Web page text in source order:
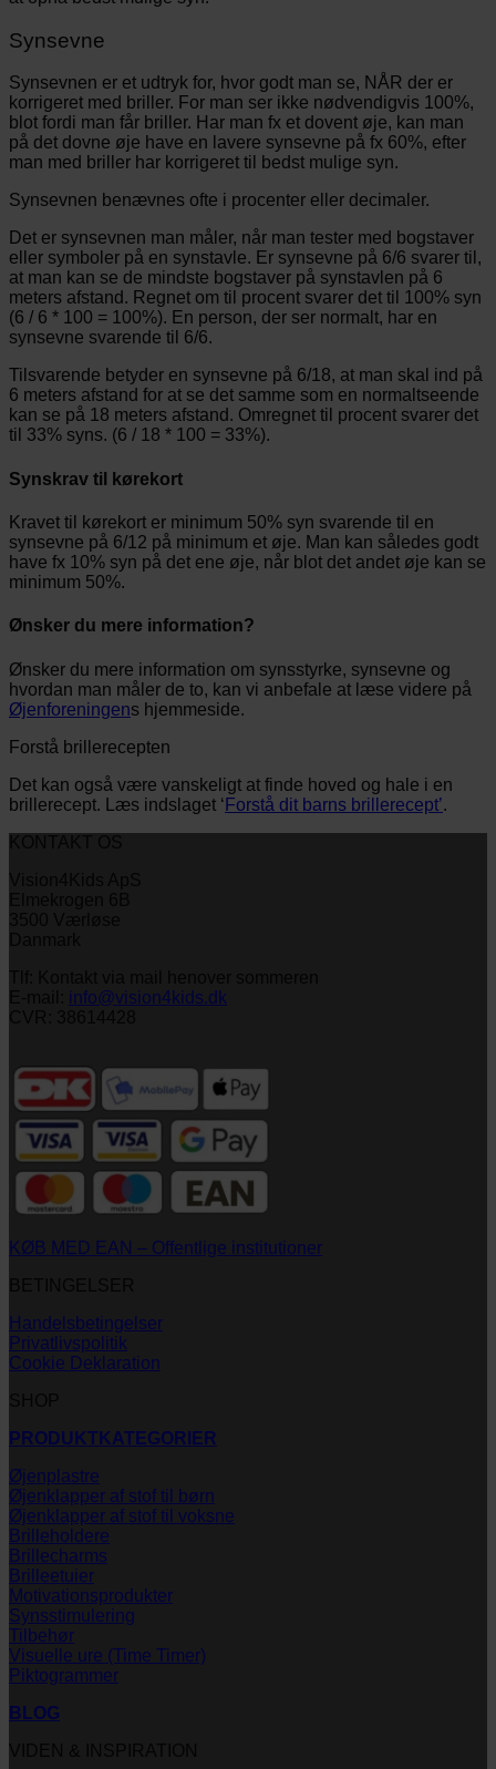
Synsevne
Synsevnen er et udtryk for, hvor godt man se, NÅR der er
korrigeret med briller. For man ser ikke nødvendigvis 100%,
blot fordi man får briller. Har man fx et dovent øje, kan man
på det dovne øje have en lavere synsevne på fx 60%, efter
man med briller har korrigeret til bedst mulige syn.
Synsevnen benævnes ofte i procenter eller decimaler.
Det er synsevnen man måler, når man tester med bogstaver
eller symboler på en synstavle. Er synsevne på 6/6 svarer til,
at man kan se de mindste bogstaver på synstavlen på 6
meters afstand. Regnet om til procent svarer det til 100% syn
(6 / 6 * 100 = 100%). En person, der ser normalt, har en
synsevne svarende til 6/6.
Tilsvarende betyder en synsevne på 6/18, at man skal ind på
6 meters afstand for at se det samme som en normaltseende
kan se på 18 meters afstand. Omregnet til procent svarer det
til 33% syns. (6 / 18 * 100 = 33%).
Synskrav til kørekort
Kravet til kørekort er minimum 50% syn svarende til en
synsevne på 6/12 på minimum et øje. Man kan således godt
have fx 10% syn på det ene øje, når blot det andet øje kan se
minimum 50%.
Ønsker du mere information?
Ønsker du mere information om synsstyrke, synsevne og
hvordan man måler de to, kan vi anbefale at læse videre på
Øjenforeningens hjemmeside.
Forstå brillerecepten
Det kan også være vanskeligt at finde hoved og hale i en
brillerecept. Læs indslaget ‘ Forstå dit barns brillerecept’.
info@vision4kids.dk
KØB MED EAN – Offentlige institutioner
Handelsbetingelser
Privatlivspolitik
Cookie Deklaration
PRODUKTKATEGORIER
Øjenplastre
Øjenklapper af stof til børn
Øjenklapper af stof til voksne
Brilleholdere
Brillecharms
Brilleetuier
Motivationsprodukter
Synsstimulering
Tilbehør
Visuelle ure (Time Timer)
Piktogrammer
BLOG